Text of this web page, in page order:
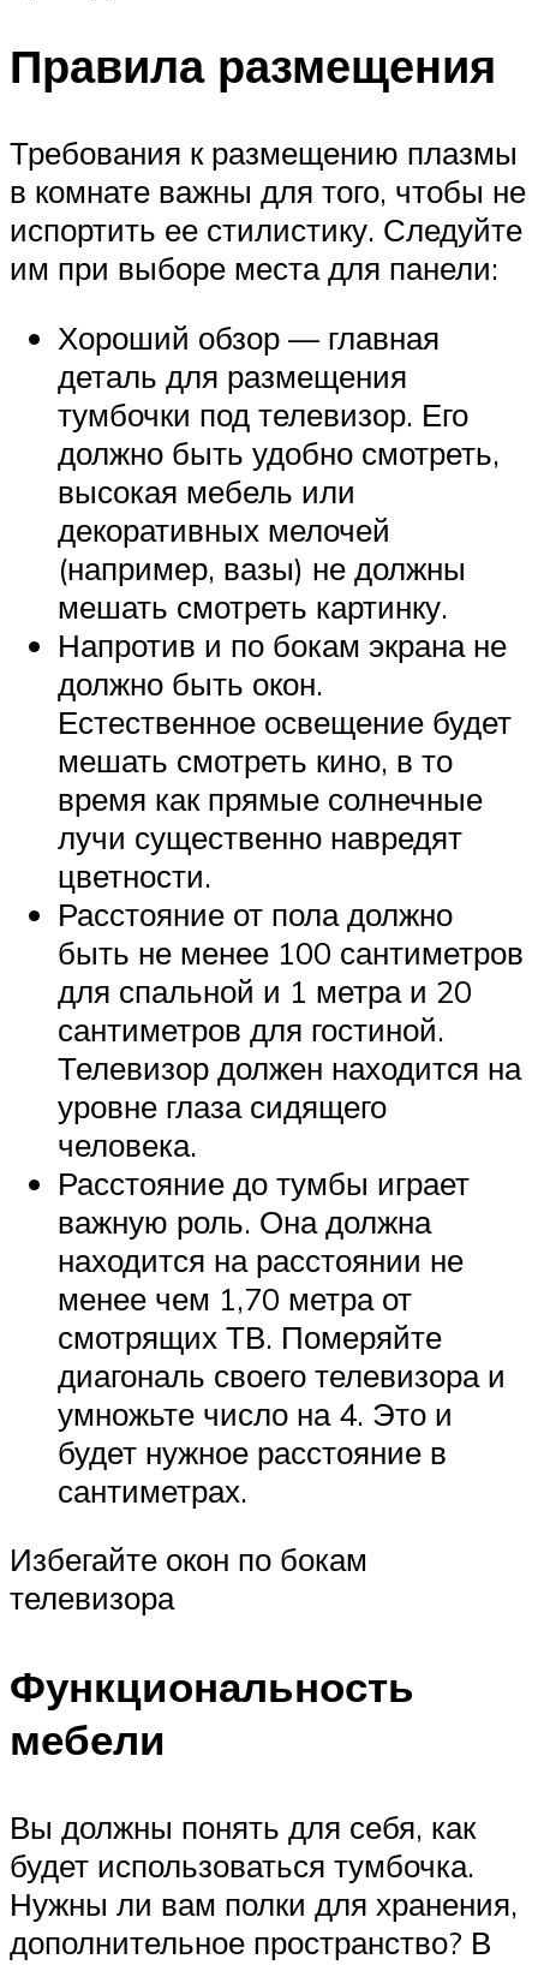
Правила размещения
Требования к размещению плазмы
в комнате важны для того, чтобы не
испортить ее стилистику. Следуйте
им при выборе места для панели:
Хороший обзор — главная
деталь для размещения
тумбочки под телевизор. Его
должно быть удобно смотреть,
высокая мебель или
декоративных мелочей
(например, вазы) не должны
мешать смотреть картинку.
Напротив и по бокам экрана не
должно быть окон.
Естественное освещение будет
мешать смотреть кино, в то
время как прямые солнечные
лучи существенно навредят
цветности.
Расстояние от пола должно
быть не менее 100 сантиметров
для спальной и 1 метра и 20
сантиметров для гостиной.
Телевизор должен находится на
уровне глаза сидящего
человека.
Расстояние до тумбы играет
важную роль. Она должна
находится на расстоянии не
менее чем 1,70 метра от
смотрящих ТВ. Померяйте
диагональ своего телевизора и
умножьте число на 4. Это и
будет нужное расстояние в
сантиметрах.
Избегайте окон по бокам
телевизора
Функциональность
мебели
Вы должны понять для себя, как
будет использоваться тумбочка.
Нужны ли вам полки для хранения,
дополнительное пространство? В